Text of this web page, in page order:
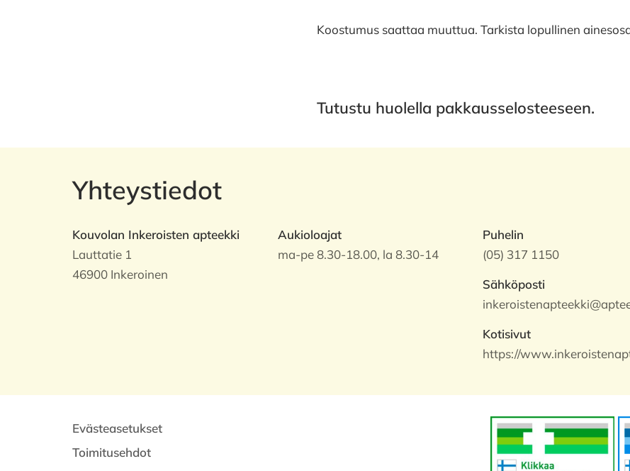
Koostumus saattaa muuttua. Tarkista lopullinen
Tutustu huolella pakkausselosteeseen.
Yhteystiedot
Kouvolan Inkeroisten apteekki
Lauttatie 1
46900 Inkeroinen
Aukioloajat
ma-pe 8.30-18.00, la 8.30-14
Puhelin
(05) 317 1150
Sähköposti
Kotisivut
https://
Evästeasetukset
Toimitusehdot